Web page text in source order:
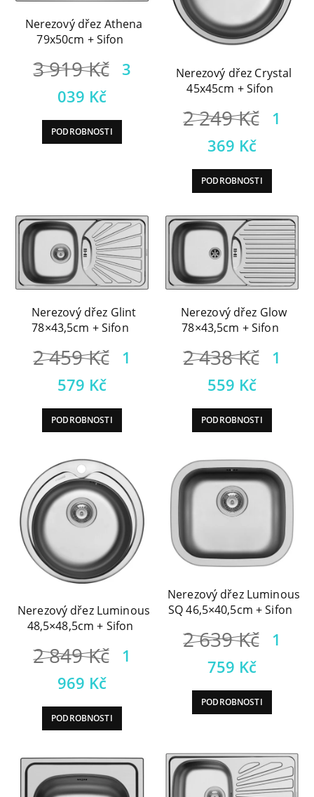
Nerezový dřez Athena
79x50cm + Sifon
3 919Kč Původní
byla:
3
3
039 KčAktuální
cena
je:
PODROBNOSTI
Nerezový dřez Crystal
45x45cm + Sifon
2 249Kč
byla:
2
249
1
369 Kč
cena
je:
1
369
PODROBNOSTI
Nerezový dřez Glint
78×43,5cm + Sifon
2 459Kč Původní
byla:
2
1
579 KčAktuální
cena
je:
1
579 Kč.
PODROBNOSTI
Nerezový dřez Glow
78×43,5cm + Sifon
2 438Kč
byla:
2
438
1
559 Kč
cena
je:
1
559
PODROBNOSTI
Nerezový dřez Luminous
48,5×48,5cm + Sifon
2 849Kč Původní
byla:
2
849 Kč.
1
969 KčAktuální
cena
je:
1
969 Kč.
PODROBNOSTI
Nerezový dřez Luminous
SQ 46,5×40,5cm + Sifon
2 639Kč
byla:
2
1
759 Kč
cena
je:
759
PODROBNOSTI